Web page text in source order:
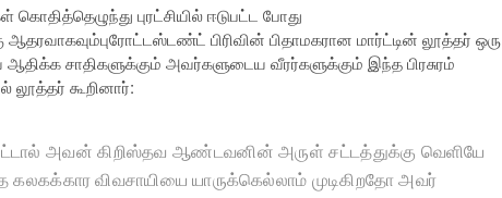
கொதித்தெழுந்து புரட்சியில் ஈடுபட்ட போது
ஆதரவாகவும்புரோட்டஸ்டண்ட் பிரிவின் பிதாமகரான மார்ட்டின் லூத்தர் ஒரு
ஆதிக்க சாதிகளுக்கும் அவர்களுடைய வீரர்களுக்கும் இந்த பிரசுரம்
லூத்தர் கூறினார்:
அவன் கிறிஸ்தவ ஆண்டவனின் அருள் சட்டத்துக்கு வெளியே
விவசாயியை யாருக்கெல்லாம் முடிகிறதோ அவர்